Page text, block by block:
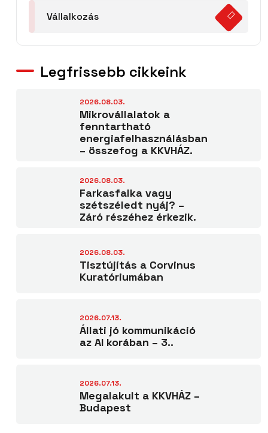
Vállalkozás
Legfrissebb cikkeink
2026.08.03.
Mikrovállalatok a
fenntartható
energiafelhasználásban
– összefog a KKVHÁZ.
2026.08.03.
Farkasfalka vagy
szétszéledt nyáj? –
Záró részéhez érkezik.
2026.08.03.
Tisztújítás a Corvinus
Kuratóriumában
2026.07.13.
Állati jó kommunikáció
az AI korában – 3..
2026.07.13.
Megalakult a KKVHÁZ –
Budapest